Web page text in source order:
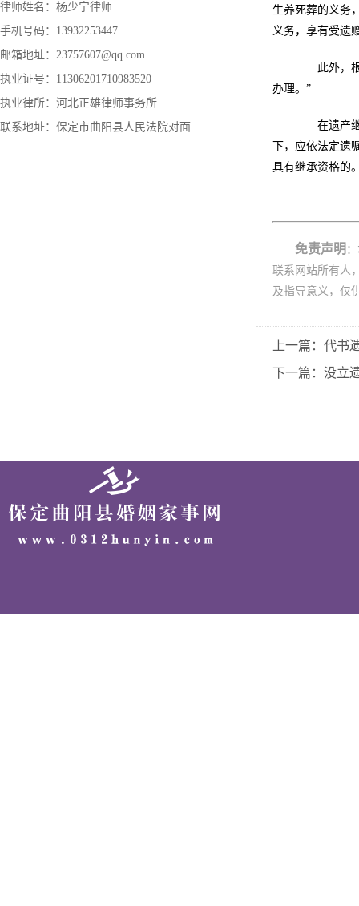
律师姓名：杨少宁律师
手机号码：13932253447
邮箱地址：23757607@qq.com
执业证号：11306201710983520
执业律所：河北正雄律师事务所
联系地址：保定市曲阳县人民法院对面
生养死葬的义务
义务，享有受遗
此外，根
办理。”
在遗产继
下，应依法定
具有继承资格的
免责声明
联系网站所有人
及指导意义，仅
上一篇：代书
下一篇：没立